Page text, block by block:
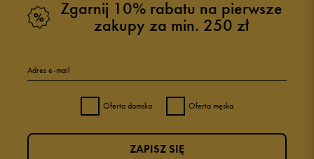
Zgarnij 10% rabatu na pierwsze
zakupy za min. 250 zł
Adres e-mail
Oferta damska Oferta męska
ZAPISZ SIĘ